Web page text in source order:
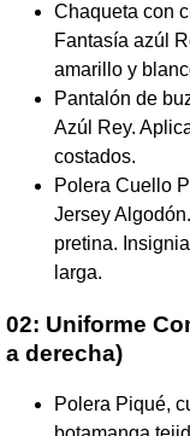
Chaqueta con
Fantasía azúl
amarillo y
Pantalón de
Azúl Rey.
costados.
Polera Cuello
Jersey
pretina.
larga.
02: Uniforme
a derecha)
Polera Piqué,